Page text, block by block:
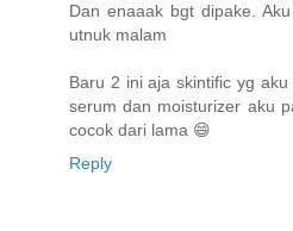
Dan enaaak bgt dipake.
utnuk malam
Baru 2 ini aja skintific yg
serum dan moisturizer aku
cocok dari lama 😄
Reply